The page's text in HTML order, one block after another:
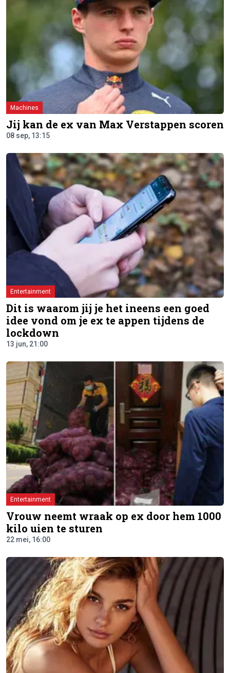
Machines
Jij kan de ex van Max Verstappen scoren
08 sep, 13:15
Entertainment
Dit is waarom jij je het ineens een goed
idee vond om je ex te appen tijdens de
lockdown
13 jun, 21:00
Entertainment
Vrouw neemt wraak op ex door hem 1000
kilo uien te sturen
22 mei, 16:00